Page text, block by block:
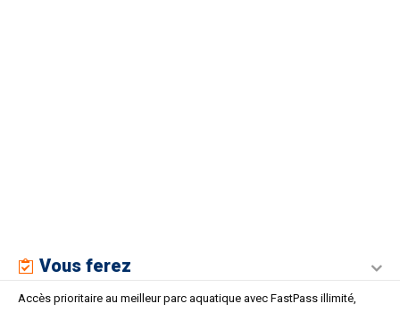
Vous ferez
Accès prioritaire au meilleur parc aquatique avec FastPass illimité,